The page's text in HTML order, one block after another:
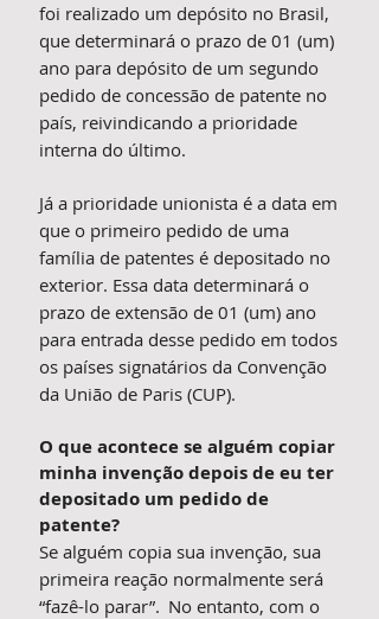
foi realizado um depósito no Brasil,
que determinará o prazo de 01 (um)
ano para depósito de um segundo
pedido de concessão de patente no
país, reivindicando a prioridade
interna do último.
Já a prioridade unionista é a data em
que o primeiro pedido de uma
família de patentes é depositado no
exterior. Essa data determinará o
prazo de extensão de 01 (um) ano
para entrada desse pedido em todos
os países signatários da Convenção
da União de Paris (CUP).
O que acontece se alguém copiar
minha invenção depois de eu ter
depositado um pedido de
patente?
Se alguém copia sua invenção, sua
primeira reação normalmente será
“fazê-lo parar”. No entanto, com o